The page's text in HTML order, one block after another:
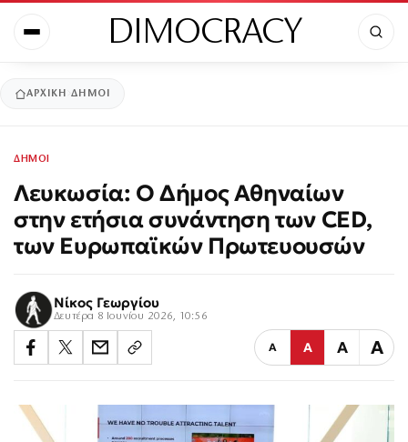
DIMOCRACY
ΑΡΧΙΚΉ ΔΗΜΟΙ
ΔΗΜΟΙ
Λευκωσία: Ο Δήμος Αθηναίων
στην ετήσια συνάντηση των CED,
των Ευρωπαϊκών Πρωτευουσών
Νίκος Γεωργίου
Δευτέρα 8 Ιουνίου 2026, 10:56
Α Α Α Α